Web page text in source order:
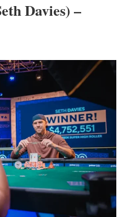
Davies) –